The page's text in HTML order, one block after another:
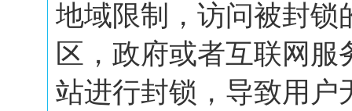
地域限制，访问被封锁
区，政府或者互联网
站进行封锁，导致用户